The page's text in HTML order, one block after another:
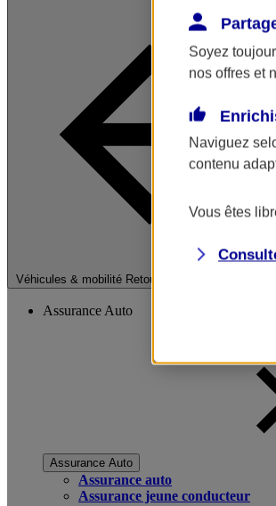
Véhicules & mobilité Retour à la section précédente
Assurance Auto
Assurance Auto
Assurance auto
Assurance jeune conducteur
Soyez
nos offres et
Naviguez
contenu
Vous êtes